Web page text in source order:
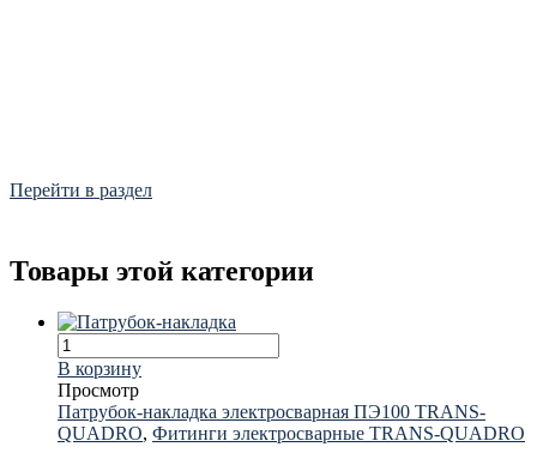
Перейти в раздел
Товары этой категории
В корзину
Просмотр
Патрубок-накладка электросварная ПЭ100 TRANS-
QUADRO, Фитинги электросварные TRANS-QUADRO